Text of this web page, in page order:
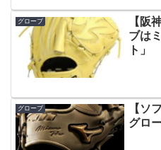
グローブ
【阪
ブは
ト」
グローブ
【ソ
グロ